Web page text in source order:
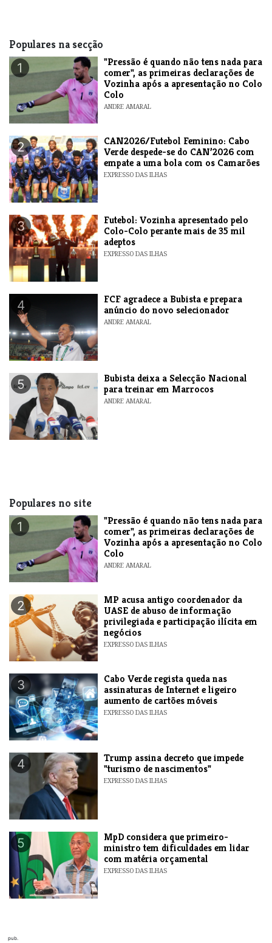
Populares na secção
1
"Pressão é quando não tens nada para
comer", as primeiras declarações de
Vozinha após a apresentação no Colo
Colo
ANDRE AMARAL
2
CAN2026/Futebol Feminino: Cabo
Verde despede-se do CAN’2026 com
empate a uma bola com os Camarões
EXPRESSO DAS ILHAS
3
Futebol: Vozinha apresentado pelo
Colo-Colo perante mais de 35 mil
adeptos
EXPRESSO DAS ILHAS
4
FCF agradece a Bubista e prepara
anúncio do novo selecionador
ANDRE AMARAL
5
Bubista deixa a Selecção Nacional
para treinar em Marrocos
ANDRE AMARAL
Populares no site
1
"Pressão é quando não tens nada para
comer", as primeiras declarações de
Vozinha após a apresentação no Colo
Colo
ANDRE AMARAL
2
MP acusa antigo coordenador da
UASE de abuso de informação
privilegiada e participação ilícita em
negócios
EXPRESSO DAS ILHAS
3
Cabo Verde regista queda nas
assinaturas de Internet e ligeiro
aumento de cartões móveis
EXPRESSO DAS ILHAS
4
Trump assina decreto que impede
"turismo de nascimentos"
EXPRESSO DAS ILHAS
5
MpD considera que primeiro-
ministro tem dificuldades em lidar
com matéria orçamental
EXPRESSO DAS ILHAS
pub.